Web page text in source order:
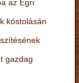
az Egri
kóstolásán
gazdag